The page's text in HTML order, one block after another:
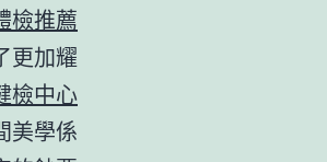
檢推薦
更加耀
檢中心
美學係